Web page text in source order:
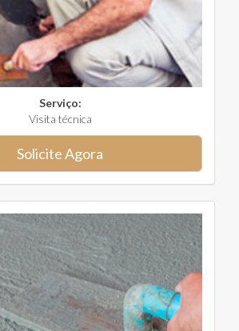
Serviço:
Visita técnica
Solicite Agora